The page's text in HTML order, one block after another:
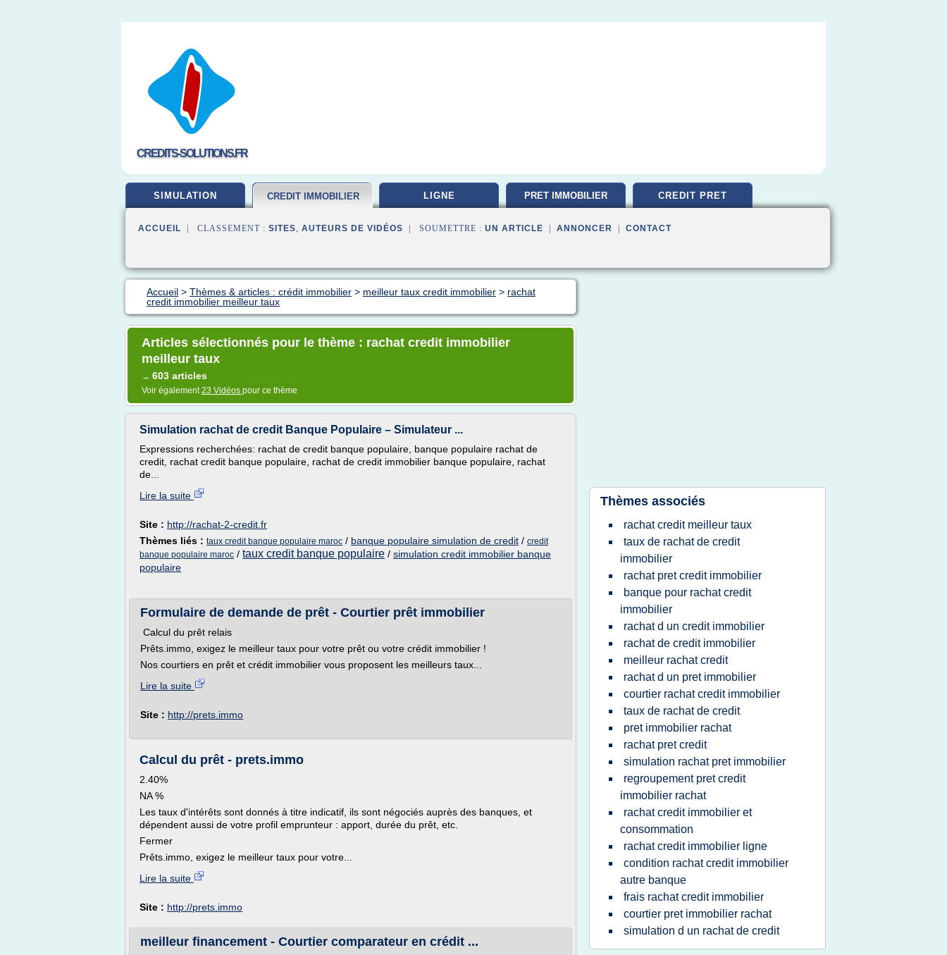
CREDITS-SOLUTIONS.FR
SIMULATION CREDIT IMMOBILIER LIGNE PRET IMMOBILIER CREDIT PRET
ACCUEIL | CLASSEMENT : SITES, AUTEURS DE VIDÉOS | SOUMETTRE : UN ARTICLE ANNONCER CONTACT
Accueil > Thèmes & articles : crédit immobilier > meilleur taux credit immobilier > rachat
credit immobilier meilleur taux
Articles sélectionnés pour le thème : rachat credit immobilier
meilleur taux
→ 603 articles
Voir également23 Vidéos pour ce thème
Simulation rachat de credit Banque Populaire – Simulateur ...
Expressions recherchées: rachat de credit banque populaire, banque populaire rachat de
credit, rachat credit banque populaire, rachat de credit immobilier banque populaire, rachat
de...
Lire la suite
Site : http://rachat-2-credit.fr
Thèmes liés : taux credit banque populaire maroc / banque populaire simulation de credit / credit
banque populaire maroc / taux credit banque populaire / simulation credit immobilier banque
populaire
Formulaire de demande de prêt - Courtier prêt immobilier
Calcul du prêt relais
Prêts.immo, exigez le meilleur taux pour votre prêt ou votre crédit immobilier !
Nos courtiers en prêt et crédit immobilier vous proposent les meilleurs taux...
Lire la suite
Site : http://prets.immo
Calcul du prêt - prets.immo
2.40%
NA %
Les taux d'intérêts sont donnés à titre indicatif, ils sont négociés auprès des banques, et
dépendent aussi de votre profil emprunteur : apport, durée du prêt, etc.
Fermer
Prêts.immo, exigez le meilleur taux pour votre...
Lire la suite
Site : http://prets.immo
meilleur financement - Courtier comparateur en crédit ...
Thèmes associés
rachat credit meilleur taux
taux de rachat de credit
immobilier
rachat pret credit immobilier
banque pour rachat credit
immobilier
rachat d un credit immobilier
rachat de credit immobilier
meilleur rachat credit
rachat d un pret immobilier
courtier rachat credit immobilier
taux de rachat de credit
pret immobilier rachat
rachat pret credit
simulation rachat pret immobilier
regroupement pret credit
immobilier rachat
rachat credit immobilier et
consommation
rachat credit immobilier ligne
condition rachat credit immobilier
autre banque
frais rachat credit immobilier
courtier pret immobilier rachat
simulation d un rachat de credit